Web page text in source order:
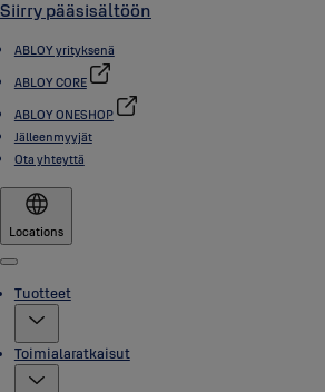
Siirry pääsisältöön
ABLOY yrityksenä
ABLOY CORE
ABLOY ONESHOP
Jälleenmyyjät
Ota yhteyttä
Locations
Menu
Tuotteet
Toimialaratkaisut